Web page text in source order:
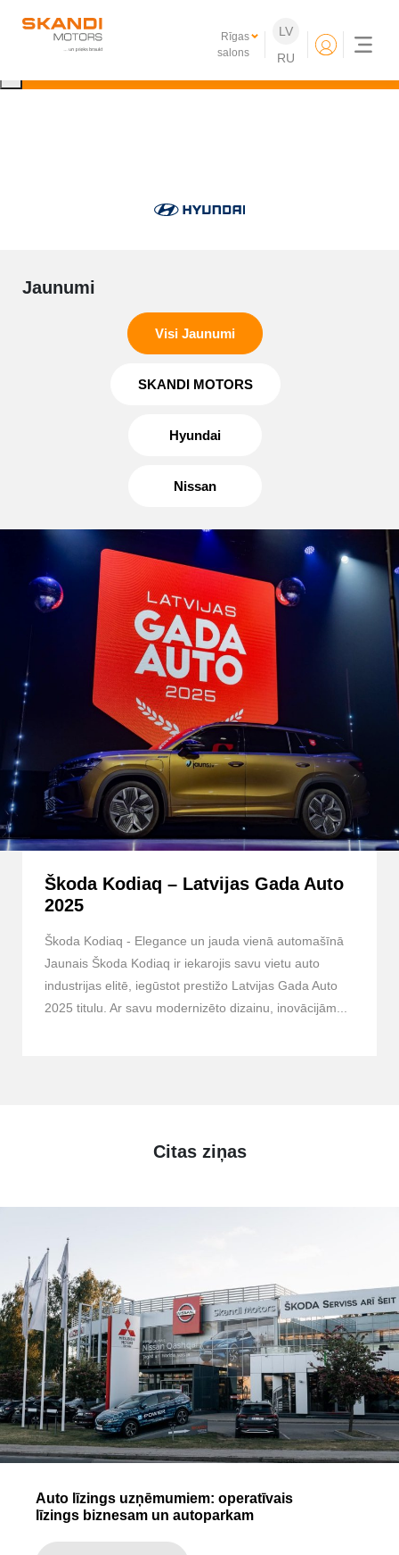
Rīgas
salons
LV
RU
Uzzini vairāk
Jaunumi
Visi Jaunumi
SKANDI MOTORS
Hyundai
Nissan
Škoda Kodiaq – Latvijas Gada Auto
2025
Škoda Kodiaq - Elegance un jauda vienā automašīnā
Jaunais Škoda Kodiaq ir iekarojis savu vietu auto
industrijas elitē, iegūstot prestižo Latvijas Gada Auto
2025 titulu. Ar savu modernizēto dizainu, inovācijām...
Citas ziņas
Auto līzings uzņēmumiem: operatīvais
līzings biznesam un autoparkam